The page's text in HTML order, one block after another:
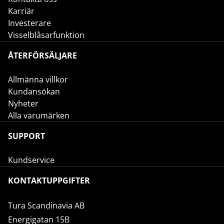
Karriär
Investerare
Visselblåsarfunktion
ÅTERFÖRSÄLJARE
Allmänna villkor
Kundansökan
Nyheter
Alla varumärken
SUPPORT
Kundservice
KONTAKTUPPGIFTER
Tura Scandinavia AB
Energigatan 15B